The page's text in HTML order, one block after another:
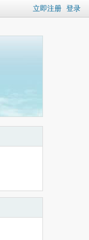
立即注册 登录